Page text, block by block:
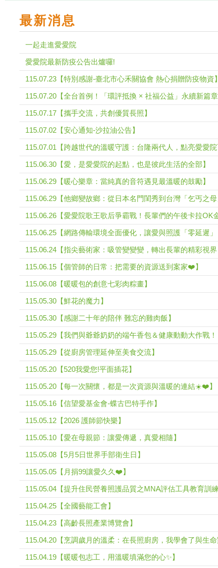
最新消息
一起走進愛愛院
愛愛院最新防疫公告出爐囉!
115.07.23【特別感謝-臺北市心禾關協會 熱心捐贈防疫物資
115.07.20【全台首例！「環評抵換 × 社福公益」永續新篇
115.07.17【攜手交流，共創優質長照】
115.07.02【安心通知-沙拉油公告】
115.07.01【跨越世代的溫暖守護：台隆兩代人，點亮愛愛
115.06.30【愛，是愛愛院的起點，也是彼此生活的全部】
115.06.29【暖心樂章：當純真的音符遇見最溫暖的鼓勵】
115.06.29【他鄉變故鄉：從日本名門閨秀到台灣「乞丐之
115.06.26【愛愛院歌王歌后爭霸戰！長輩們的午後卡拉OK
115.06.25【網路傳輸環境全面優化，讓愛與照護「零延遲
115.06.24【指尖藝術家：吸管變變變，轉出長輩的精彩視
115.06.15【個管師的日常：把需要的資源送到案家❤️】
115.06.08【暖暖包的創意七彩肉粽畫】
115.05.30【鮮花的魔力】
115.05.30【感謝二十年的陪伴 難忘的雞肉飯】
115.05.29【我們與爺爺奶奶的端午香包＆健康動動大作戰
115.05.29【從廚房管理延伸至美食交流】
115.05.20【520我愛您!平面插花】
115.05.20【每一次關懷，都是一次資源與溫暖的連結☀️❤️】
115.05.16【信望愛基金會-蝶古巴特手作】
115.05.12【2026 護師節快樂】
115.05.10【愛在母親節：讓愛傳遞，真愛相隨】
115.05.08【5月5日世界手部衛生日】
115.05.05【月捐99讓愛久久❤️】
115.05.04【提升住民營養照護品質之MNA評估工具教育訓
115.04.25【全國藝能工會】
115.04.23【高齡長照產業博覽會】
115.04.20【烹調歲月的溫柔：在長照廚房，我學會了與生
115.04.19【暖暖包志工，用溫暖填滿您的心✨】